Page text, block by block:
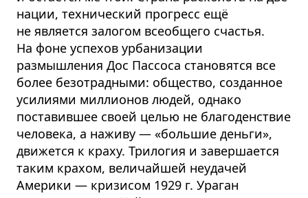
нации, технический прогресс ещё
не является залогом всеобщего счастья.
На фоне успехов урбанизации
размышления Дос Пассоса становятся все
более безотрадными: общество, созданное
усилиями миллионов людей, однако
поставившее своей целью не благоденствие
человека, а наживу — «большие деньги»,
движется к краху. Трилогия и завершается
таким крахом, величайшей неудачей
Америки — кризисом 1929 г. Ураган